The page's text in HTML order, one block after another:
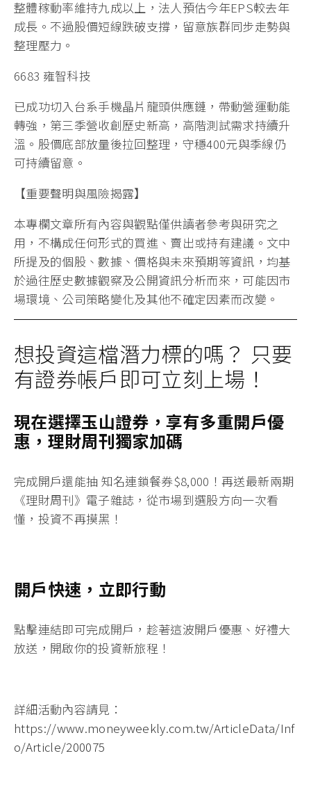
整體稼動率維持九成以上，法人預估今年EPS較去年
成長。不過股價短線跌破支撐，留意族群同步走勢與
整理壓力。
6683 雍智科技
已成功切入台系手機晶片龍頭供應鏈，帶動營運動能
轉強，第三季營收創歷史新高，高階測試需求持續升
溫。股價底部放量後拉回整理，守穩400元與季線仍
可持續留意。
【重要聲明與風險揭露】
本專欄文章所有內容與觀點僅供讀者參考與研究之
用，不構成任何形式的買進、賣出或持有建議。文中
所提及的個股、數據、價格與未來預期等資訊，均基
於過往歷史數據觀察及公開資訊分析而來，可能因市
場環境、公司策略變化及其他不確定因素而改變。
想投資這檔潛力標的嗎？ 只要
有證券帳戶即可立刻上場！
現在選擇玉山證券，享有多重開戶優
惠，理財周刊獨家加碼
完成開戶還能抽 知名連鎖餐券$8,000！再送最新兩期
《理財周刊》電子雜誌 ，從市場到選股方向一次看
懂，投資不再摸黑！
開戶快速，立即行動
點擊連結即可完成開戶 ，趁著這波開戶優惠、好禮大
放送，開啟你的投資新旅程！
詳細活動內容請見：
https://www.moneyweekly.com.tw/ArticleData/Inf
o/Article/200075